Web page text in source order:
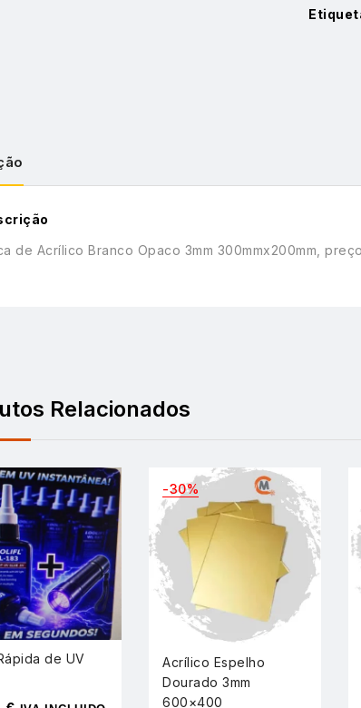
de Acrílico Branco Opaco 3mm 300mmx200mm,
Relacionados
de UV
-30%
Acrílico Espelho
Dourado 3mm
600×400